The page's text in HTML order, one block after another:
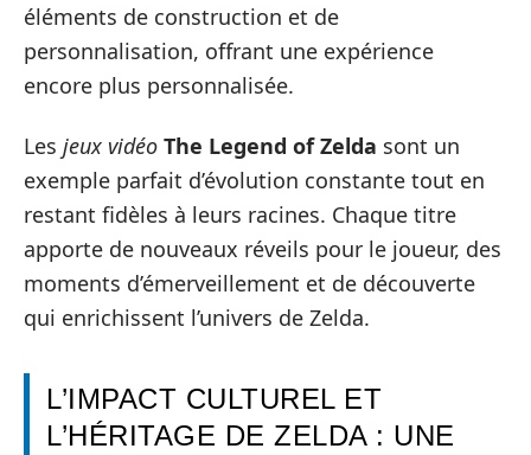
éléments de construction et de
personnalisation, offrant une expérience
encore plus personnalisée.
Les jeux vidéo The Legend of Zelda sont un
exemple parfait d’évolution constante tout en
restant fidèles à leurs racines. Chaque titre
apporte de nouveaux réveils pour le joueur, des
moments d’émerveillement et de découverte
qui enrichissent l’univers de Zelda.
L’IMPACT CULTUREL ET
L’HÉRITAGE DE ZELDA : UNE